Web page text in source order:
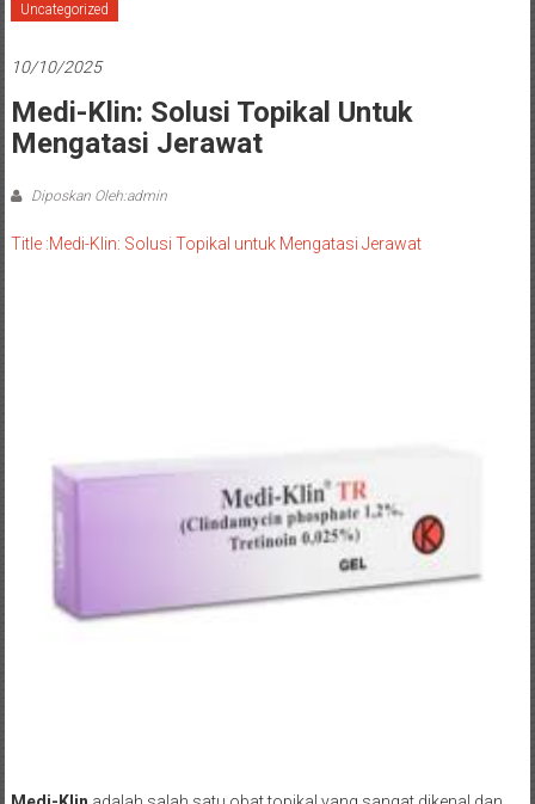
Uncategorized
10/10/2025
Medi-Klin: Solusi Topikal Untuk
Mengatasi Jerawat
Diposkan Oleh:admin
Title :Medi-Klin: Solusi Topikal untuk Mengatasi Jerawat